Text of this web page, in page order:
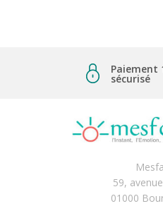
Paiement
sécurisé
59,
01000